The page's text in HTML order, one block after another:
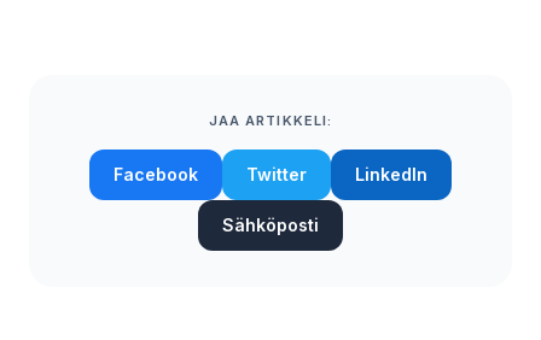
JAA ARTIKKELI:
Facebook Twitter LinkedIn
Sähköposti